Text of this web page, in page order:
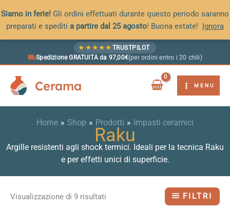
Siamo in ferie! Gli ordini effettuati durante questo periodo saranno
preparati e spediti a partire dal 25 agosto! Buona estate! Ignora
★ ★ ★ ★ ★ TRUSTPILOT
Spedizione GRATUITA da 97,00€(per ordini entro i 20 chili)
Cerama MENU
Home Shop Prodotti Impasti ceramici
Raku
Argille resistenti agli shock termici. Ideali per la tecnica Raku
e per effetti unici di superficie.
Visualizzazione di 9 risultati FILTRI